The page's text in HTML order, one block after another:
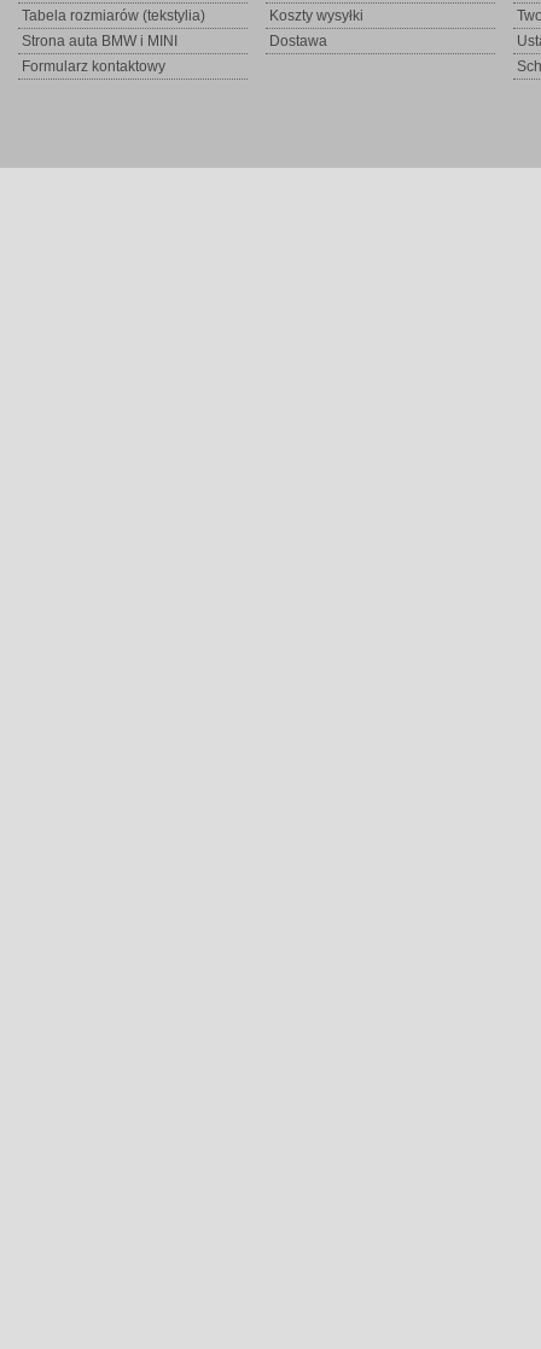
Tabela rozmiarów (tekstylia)
Strona auta BMW i MINI
Formularz kontaktowy
Koszty wysyłki
Dostawa